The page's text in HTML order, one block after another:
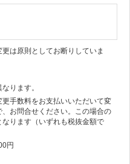
は原則としてお断りしていま
ります。
手数料をお支払いいただいて変
お問合せください。この場合の
ります（いずれも税抜金額で
円